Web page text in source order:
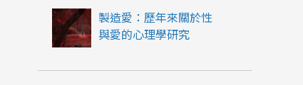
製造愛：歷年來關於性
與愛的心理學研究